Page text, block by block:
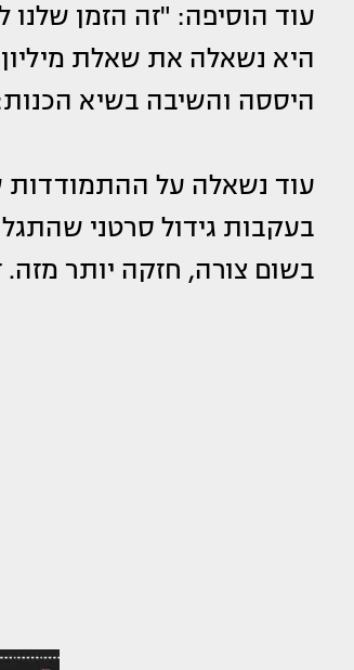
עוד הוסיפה: "זה הזמן שלנו
היא נשאלה את שאלת
היססה והשיבה בשיא
עוד נשאלה על ההתמודדות
בעקבות גידול סרטני
בשום צורה, חזקה יותר